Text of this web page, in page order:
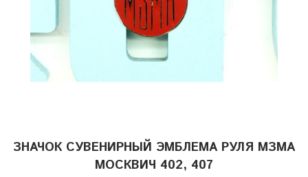
ЗНАЧОК СУВЕНИРНЫЙ ЭМБЛЕМА РУЛЯ МЗМА
МОСКВИЧ 402, 407